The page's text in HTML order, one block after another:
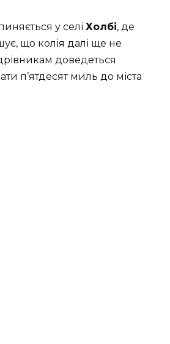
у селі Холбі, де
що колія далі ще не
доведеться
п’ятдесят миль до міста